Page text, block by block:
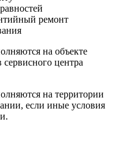
ремонт
на объекте
центра
на территории
если иные условия